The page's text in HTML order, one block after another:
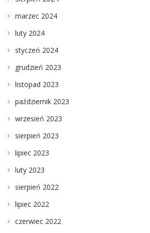
marzec 2024
luty 2024
styczeń 2024
grudzień 2023
listopad 2023
październik 2023
wrzesień 2023
sierpień 2023
lipiec 2023
luty 2023
sierpień 2022
lipiec 2022
czerwiec 2022